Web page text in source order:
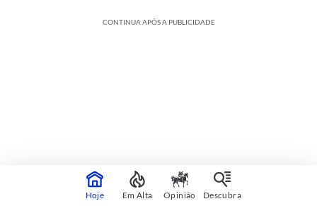
CONTINUA APÓS A PUBLICIDADE
Hoje Em Alta Opinião Descubra